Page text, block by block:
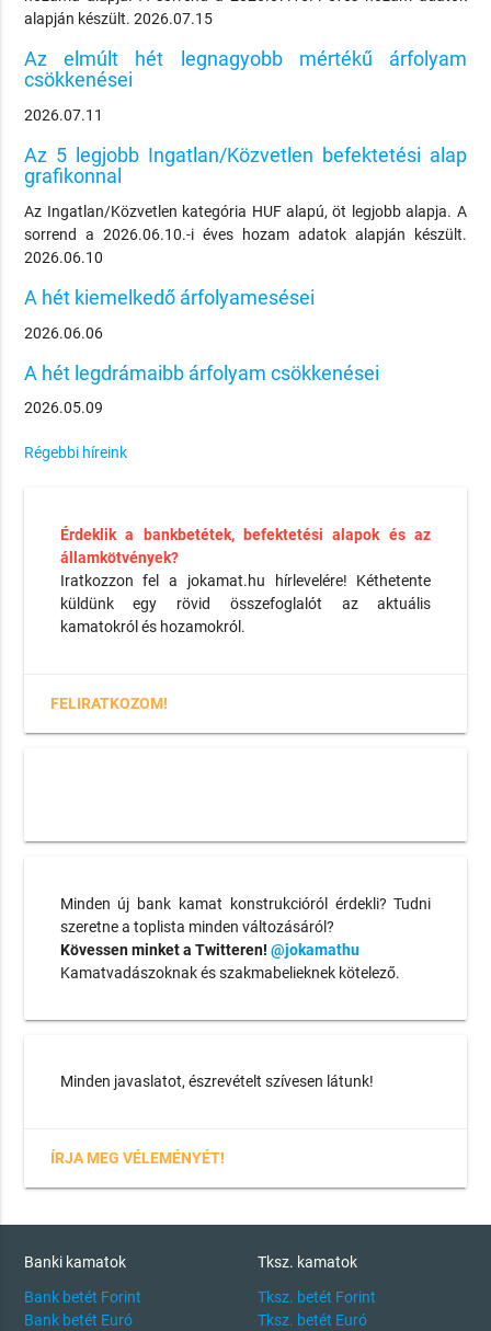
alapján készült. 2026.07.15
Az elmúlt hét legnagyobb mértékű árfolyam
csökkenései
2026.07.11
Az 5 legjobb Ingatlan/Közvetlen befektetési alap
grafikonnal
Az Ingatlan/Közvetlen kategória HUF alapú, öt legjobb alapja. A
sorrend a 2026.06.10.-i éves hozam adatok alapján készült.
2026.06.10
A hét kiemelkedő árfolyamesései
2026.06.06
A hét legdrámaibb árfolyam csökkenései
2026.05.09
Régebbi híreink
Érdeklik a bankbetétek, befektetési alapok és az
államkötvények?
Iratkozzon fel a jokamat.hu hírlevelére! Kéthetente
küldünk egy rövid összefoglalót az aktuális
kamatokról és hozamokról.
FELIRATKOZOM!
Minden új bank kamat konstrukcióról érdekli? Tudni
szeretne a toplista minden változásáról?
Kövessen minket a Twitteren! @jokamathu
Kamatvadászoknak és szakmabelieknek kötelező.
Minden javaslatot, észrevételt szívesen látunk!
ÍRJA MEG VÉLEMÉNYÉT!
Banki kamatok
Bank betét Forint
Bank betét Euró
Tksz. kamatok
Tksz. betét Forint
Tksz. betét Euró